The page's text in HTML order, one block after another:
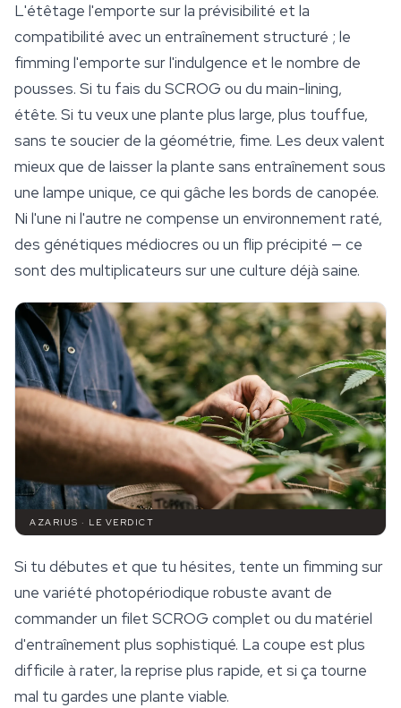
L'étêtage l'emporte sur la prévisibilité et la
compatibilité avec un entraînement structuré ; le
fimming l'emporte sur l'indulgence et le nombre de
pousses. Si tu fais du SCROG ou du main-lining,
étête. Si tu veux une plante plus large, plus touffue,
sans te soucier de la géométrie, fime. Les deux valent
mieux que de laisser la plante sans entraînement sous
une lampe unique, ce qui gâche les bords de canopée.
Ni l'une ni l'autre ne compense un environnement raté,
des génétiques médiocres ou un flip précipité — ce
sont des multiplicateurs sur une culture déjà saine.
AZARIUS · LE VERDICT
Si tu débutes et que tu hésites, tente un fimming sur
une variété photopériodique robuste avant de
commander un filet SCROG complet ou du matériel
d'entraînement plus sophistiqué. La coupe est plus
difficile à rater, la reprise plus rapide, et si ça tourne
mal tu gardes une plante viable.